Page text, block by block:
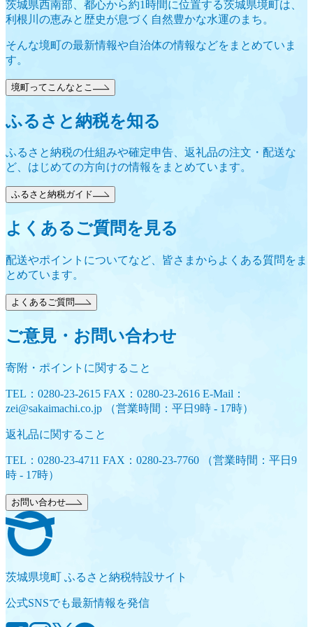
茨城県西南部、都心から約1時間に位置する茨城県境町は、
利根川の恵みと歴史が息づく自然豊かな水運のまち。
そんな境町の最新情報や自治体の情報などをまとめていま
す。
境町ってこんなとこ
ふるさと納税を知る
ふるさと納税の仕組みや確定申告、返礼品の注文・配送な
ど、はじめての方向けの情報をまとめています。
ふるさと納税ガイド
よくあるご質問を見る
配送やポイントについてなど、皆さまからよくある質問をま
とめています。
よくあるご質問
ご意見・お問い合わせ
寄附・ポイントに関すること
TEL：0280-23-2615 FAX：0280-23-2616 E-Mail：
zei@sakaimachi.co.jp （営業時間：平日9時 - 17時）
返礼品に関すること
TEL：0280-23-4711 FAX：0280-23-7760 （営業時間：平日9
時 - 17時）
お問い合わせ
茨城県境町 ふるさと納税特設サイト
公式SNSでも最新情報を発信